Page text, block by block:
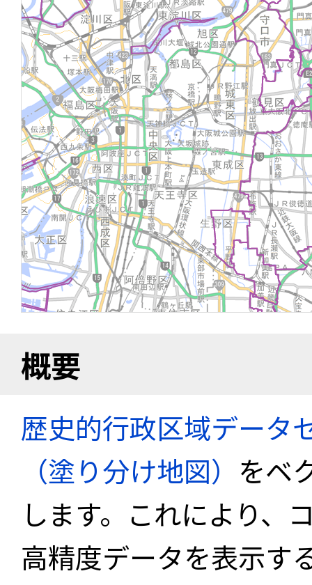
概要
歴史的行政区域データ
（塗り分け地図） をベ
します。これにより、
高精度データを表示す